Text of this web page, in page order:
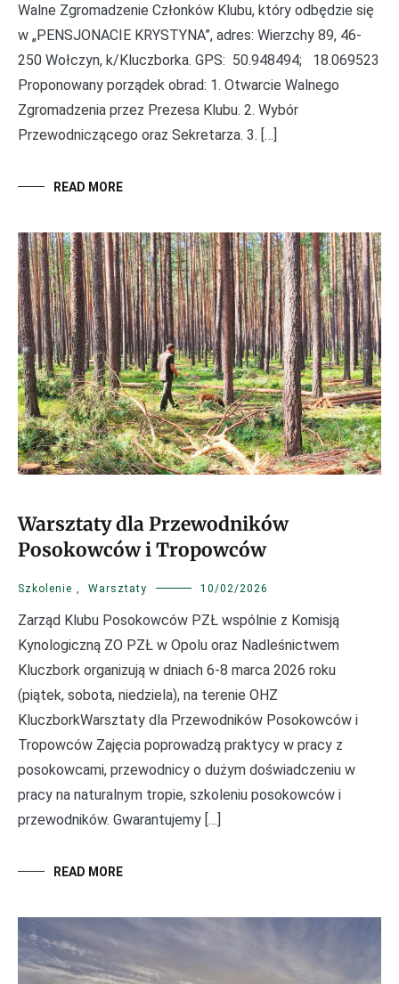
Walne Zgromadzenie Członków Klubu, który odbędzie się
w „PENSJONACIE KRYSTYNA”, adres: Wierzchy 89, 46-
250 Wołczyn, k/Kluczborka. GPS: 50.948494; 18.069523
Proponowany porządek obrad: 1. Otwarcie Walnego
Zgromadzenia przez Prezesa Klubu. 2. Wybór
Przewodniczącego oraz Sekretarza. 3. […]
READ MORE
Warsztaty dla Przewodników
Posokowców i Tropowców
Szkolenie Warsztaty 10/02/2026
Zarząd Klubu Posokowców PZŁ wspólnie z Komisją
Kynologiczną ZO PZŁ w Opolu oraz Nadleśnictwem
Kluczbork organizują w dniach 6-8 marca 2026 roku
(piątek, sobota, niedziela), na terenie OHZ
KluczborkWarsztaty dla Przewodników Posokowców i
Tropowców Zajęcia poprowadzą praktycy w pracy z
posokowcami, przewodnicy o dużym doświadczeniu w
pracy na naturalnym tropie, szkoleniu posokowców i
przewodników. Gwarantujemy […]
READ MORE